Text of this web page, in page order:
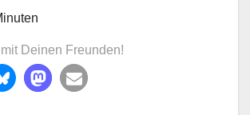
Deinen Freunden!